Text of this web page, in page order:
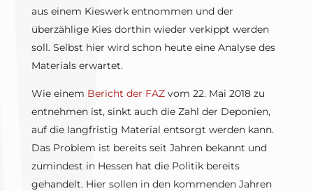
aus einem Kieswerk entnommen und der
überzählige Kies dorthin wieder verkippt werden
soll. Selbst hier wird schon heute eine Analyse des
Materials erwartet.
Wie einem Bericht der FAZvom 22. Mai 2018 zu
entnehmen ist, sinkt auch die Zahl der Deponien,
auf die langfristig Material entsorgt werden kann.
Das Problem ist bereits seit Jahren bekannt und
zumindest in Hessen hat die Politik bereits
gehandelt. Hier sollen in den kommenden Jahren